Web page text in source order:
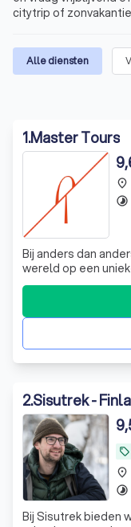
citytrip of
Alle diensten
1.Master Tours
Bij anders dan
wereld op een
40 jaar ervaring in
rondreizen,
verborgen parels in
reizen vertaalt zich
place
timelapse
2.Sisutrek -
local_offer
Bij Sisutrek bieden
place
timelapse